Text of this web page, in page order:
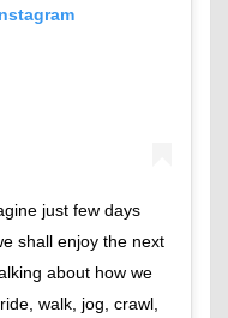
just few days
shall enjoy the next
about how we
walk, jog, crawl,